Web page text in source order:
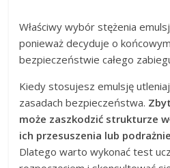
Właściwy wybór stężenia
ponieważ decyduje o
bezpieczeństwie całego
Kiedy stosujesz emulsję
zasadach bezpieczeństwa.
może zaszkodzić strukturze
ich przesuszenia lub
Dlatego warto wykonać test